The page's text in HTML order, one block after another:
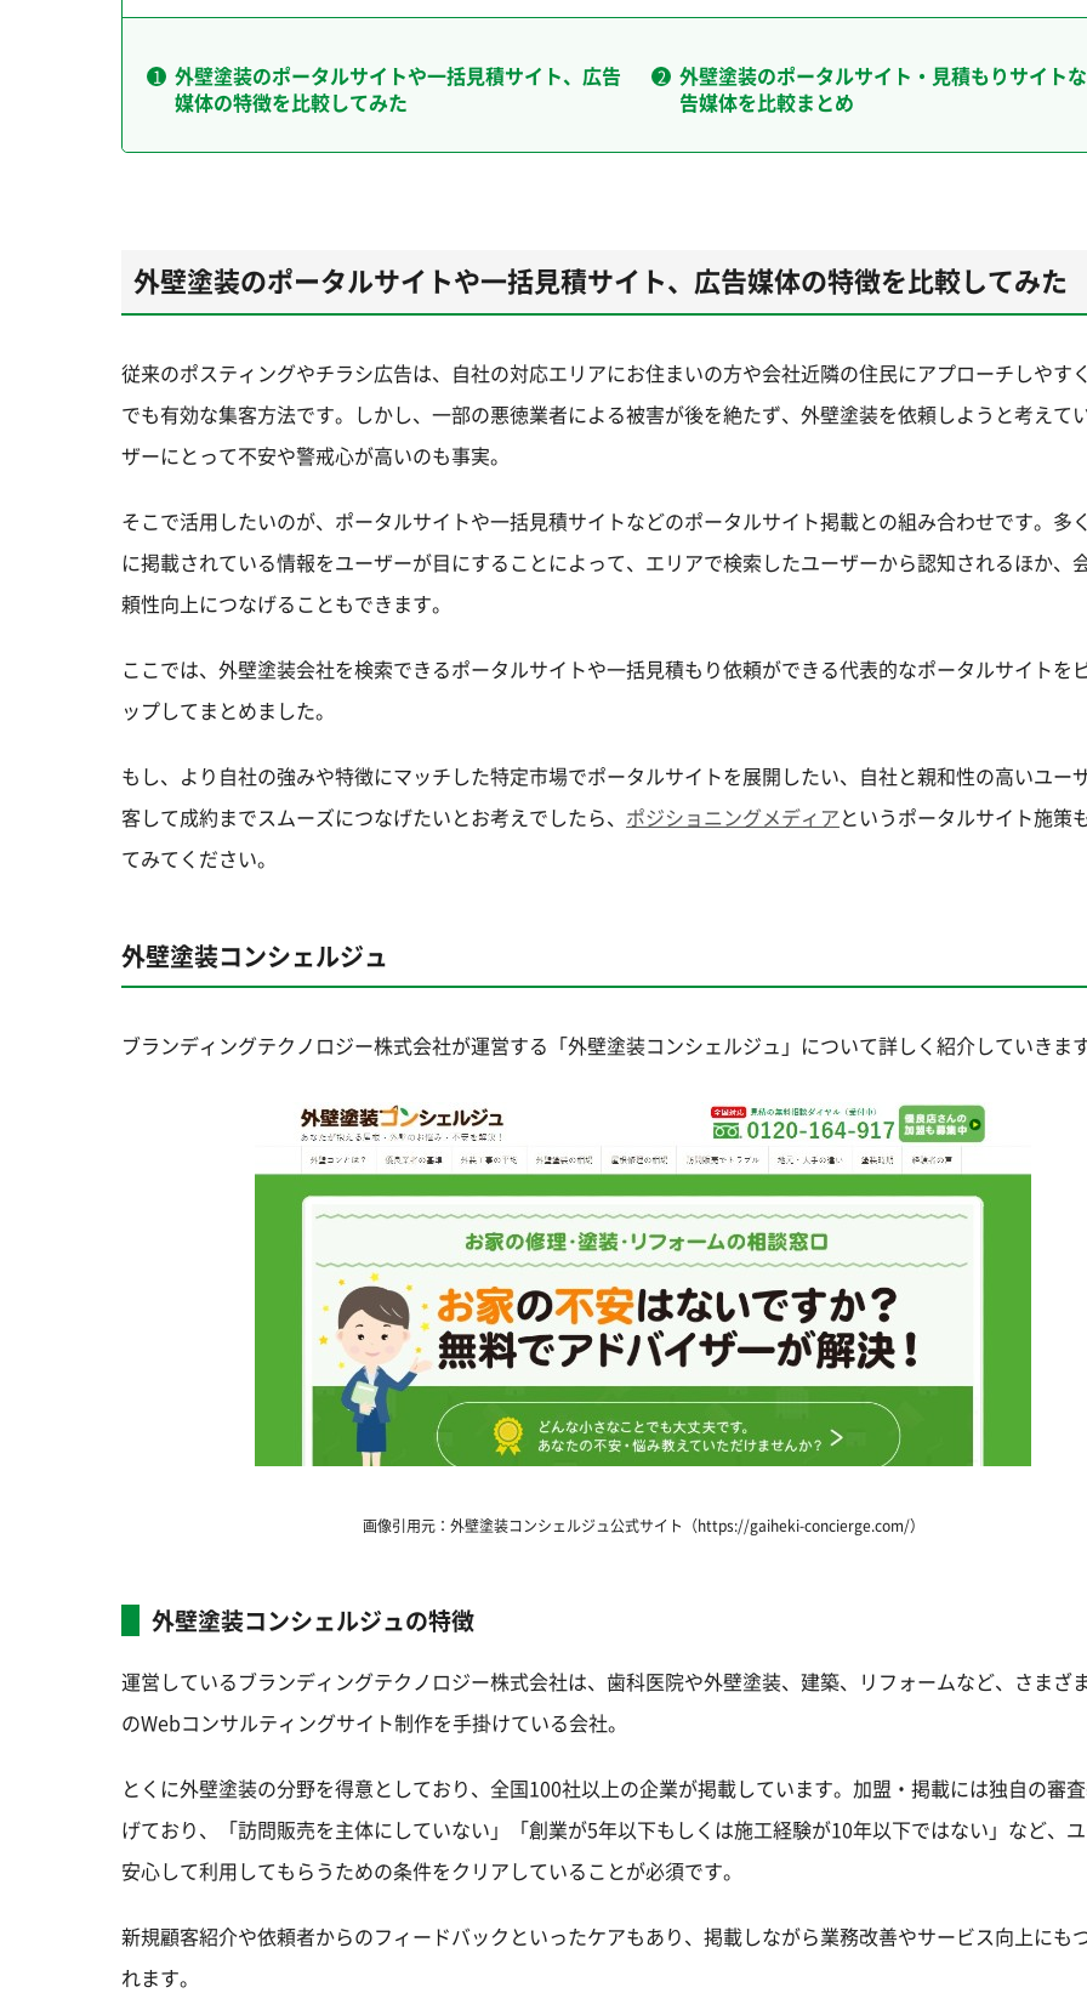
外壁塗装のポータルサイトや一括見積サイト、広告
媒体の特徴を比較してみた
外壁塗装のポータルサイト・見積もりサイト
告媒体を比較まとめ
外壁塗装のポータルサイトや一括見積サイト、広告媒体の特徴を比較してみた
従来のポスティングやチラシ広告は、自社の対応エリアにお住まいの方や会社近隣の住民にアプローチしやす
でも有効な集客方法です。しかし、一部の悪徳業者による被害が後を絶たず、外壁塗装を依頼しようと考えて
ザーにとって不安や警戒心が高いのも事実。
そこで活用したいのが、ポータルサイトや一括見積サイトなどのポータルサイト掲載との組み合わせです。多
に掲載されている情報をユーザーが目にすることによって、エリアで検索したユーザーから認知されるほか、
頼性向上につなげることもできます。
ここでは、外壁塗装会社を検索できるポータルサイトや一括見積もり依頼ができる代表的なポータルサイトを
ップしてまとめました。
もし、より自社の強みや特徴にマッチした特定市場でポータルサイトを展開したい、自社と親和性の高いユー
客して成約までスムーズにつなげたいとお考えでしたら、 ポジショニングメディアというポータルサイト施策
てみてください。
外壁塗装コンシェルジュ
ブランディングテクノロジー株式会社が運営する「外壁塗装コンシェルジュ」について詳しく紹介していきます
画像引用元：外壁塗装コンシェルジュ公式サイト（https://gaiheki-concierge.com/）
外壁塗装コンシェルジュの特徴
運営しているブランディングテクノロジー株式会社は、歯科医院や外壁塗装、建築、リフォームなど、さまざ
のWebコンサルティングサイト制作を手掛けている会社。
とくに外壁塗装の分野を得意としており、全国100社以上の企業が掲載しています。加盟・掲載には独自の審
げており、「訪問販売を主体にしていない」「創業が5年以下もしくは施工経験が10年以下ではない」など、
安心して利用してもらうための条件をクリアしていることが必須です。
新規顧客紹介や依頼者からのフィードバックといったケアもあり、掲載しながら業務改善やサービス向上にも
れます。